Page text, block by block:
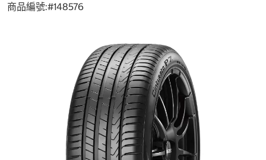
商品編號:#148576